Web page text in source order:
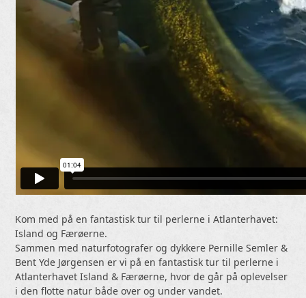
Kom med på en fantastisk tur til perlerne i Atlanterhavet:
Island og Færøerne.
Sammen med naturfotografer og dykkere Pernille Semler &
Bent Yde Jørgensen er vi på en fantastisk tur til perlerne i
Atlanterhavet Island & Færøerne, hvor de går på oplevelser
i den flotte natur både over og under vandet.